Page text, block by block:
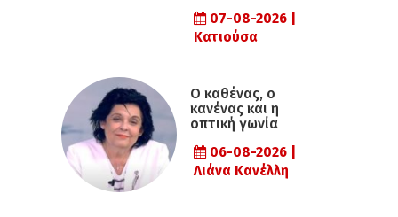
07-08-2026 |
Κατιούσα
Ο καθένας, ο
κανένας και η
οπτική γωνία
06-08-2026 |
Λιάνα Κανέλλη